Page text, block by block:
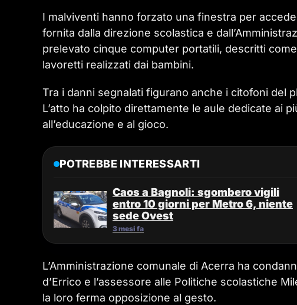
I malviventi hanno forzato una finestra per
fornita dalla direzione scolastica e
prelevato cinque computer portatili, descritti
lavoretti realizzati dai bambini.
Tra i danni segnalati figurano anche i citofoni del
L’atto ha colpito direttamente le aule dedicate ai
all’educazione e al gioco.
POTREBBE INTERESSARTI
Caos a Bagnoli: sgombero vigili
entro 10 giorni per Metro 6, niente
sede Ovest
3 mesi fa
L’Amministrazione comunale di Acerra ha
d’Errico e l’assessore alle Politiche scolastiche
la loro ferma opposizione al gesto.